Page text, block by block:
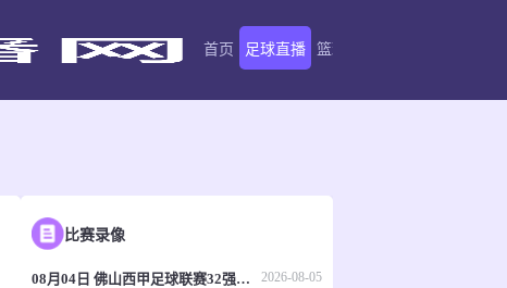
首页 足球直播 篮球直播
比赛录像
08月04日 佛山西甲足球联赛32强淘汰赛 肇庆恒骏成 VS 三七互娱 全场录像 2026-08-05